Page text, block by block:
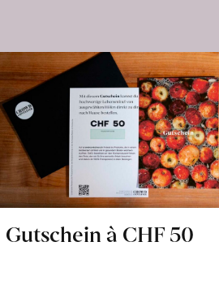
Gutschein à CHF 50